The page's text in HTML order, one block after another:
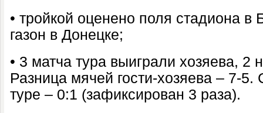
• тройкой оценено поля стадиона
газон в Донецке;
• 3 матча тура выиграли хозяева, 2
Разница мячей гости-хозяева – 7-
туре – 0:1 (зафиксирован 3 раза).